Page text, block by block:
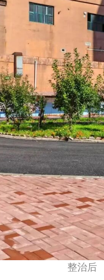
整治后